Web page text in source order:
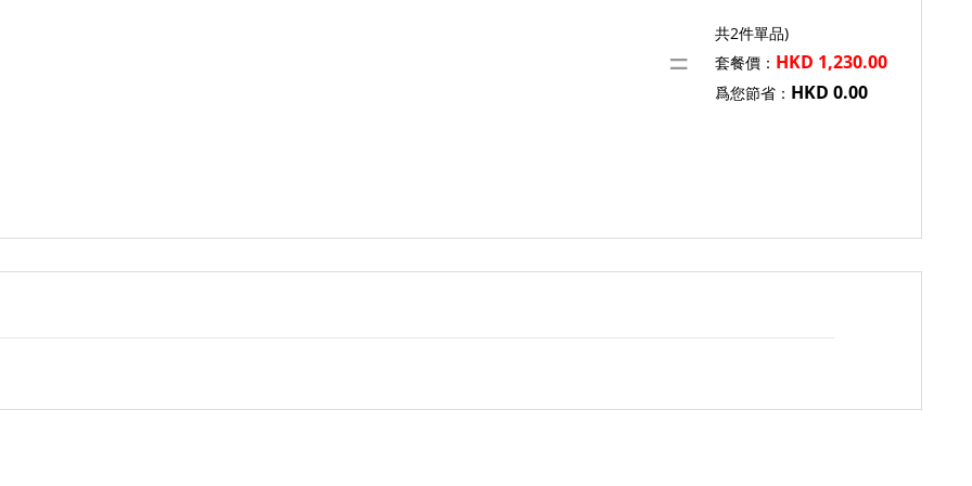
共2件單品)
套餐價： HKD 1,230.00
爲您節省： HKD 0.00